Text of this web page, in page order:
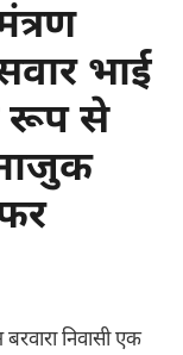
भाई
रूप से
निवासी एक